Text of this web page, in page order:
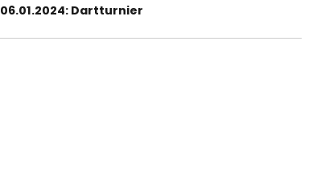
Nächster
06.01.2024: Dartturnier